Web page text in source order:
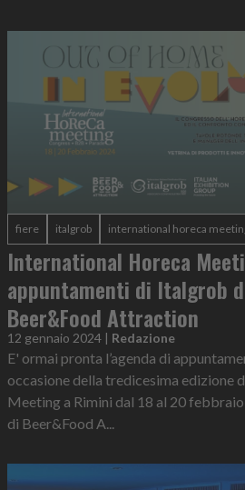
fiere italgrob international horeca
International Horeca
appuntamenti di Italgrob
Beer&Food Attraction
12 gennaio 2024 | Redazione
E' ormai pronta l’agenda di
occasione della tredicesima edizione
Meeting a Rimini dal 18 al 20
di Beer&Food A...